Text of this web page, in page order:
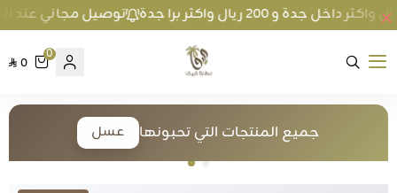
توصيل مجاني عند الطلب بمبلغ 100 ريال واكثر داخل
متجر عطارة فيفا
0
0
جميع المنتجات التي تحبونها عسل